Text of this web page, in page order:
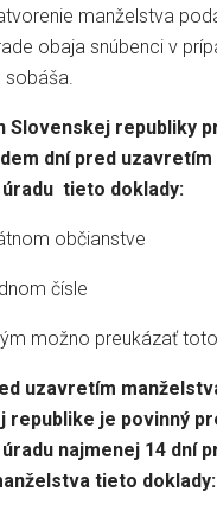
manželstva
obaja snúbenci v
Slovenskej republiky
dní pred
tieto doklady:
občianstve
čísle
možno preukázať
uzavretím
republike je povinný
najmenej 14 dní
tieto doklady: